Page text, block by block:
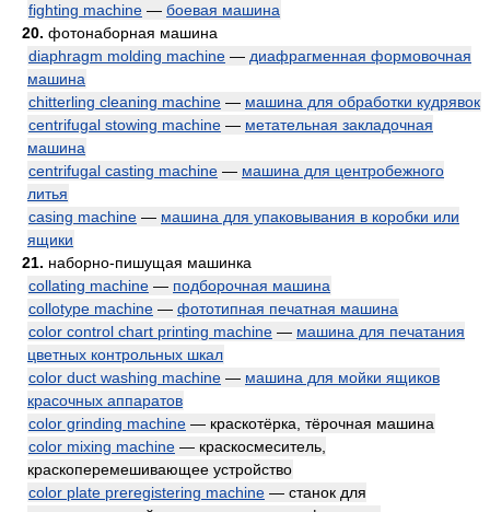
fighting machine — боевая машина
20. фотонаборная машина
diaphragm molding machine — диафрагменная формовочная
машина
chitterling cleaning machine — машина для обработки кудрявок
centrifugal stowing machine — метательная закладочная
машина
centrifugal casting machine — машина для центробежного
литья
casing machine — машина для упаковывания в коробки или
ящики
21. наборно-пишущая машинка
collating machine — подборочная машина
collotype machine — фототипная печатная машина
color control chart printing machine — машина для печатания
цветных контрольных шкал
color duct washing machine — машина для мойки ящиков
красочных аппаратов
color grinding machine — краскотёрка, тёрочная машина
color mixing machine — краскосмеситель,
краскоперемешивающее устройство
color plate preregistering machine — станок для